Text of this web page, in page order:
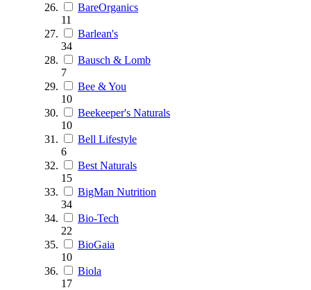
BareOrganics
11
Barlean's
34
Bausch & Lomb
7
Bee & You
10
Beekeeper's Naturals
10
Bell Lifestyle
6
Best Naturals
15
BigMan Nutrition
34
Bio-Tech
22
BioGaia
10
Biola
17